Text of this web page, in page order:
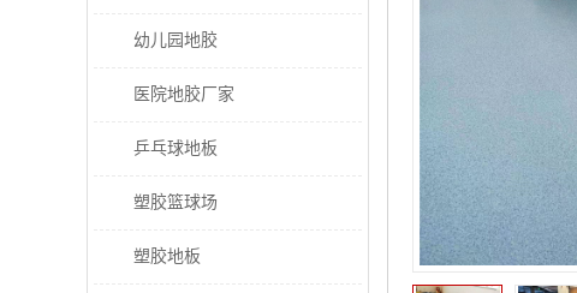
幼儿园地胶
医院地胶厂家
乒乓球地板
塑胶篮球场
塑胶地板